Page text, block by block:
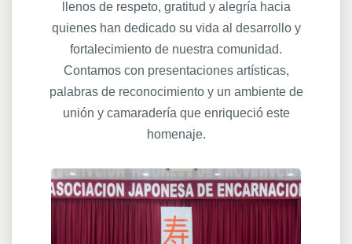
llenos de respeto, gratitud y alegría hacia
quienes han dedicado su vida al desarrollo y
fortalecimiento de nuestra comunidad.
Contamos con presentaciones artísticas,
palabras de reconocimiento y un ambiente de
unión y camaradería que enriqueció este
homenaje.